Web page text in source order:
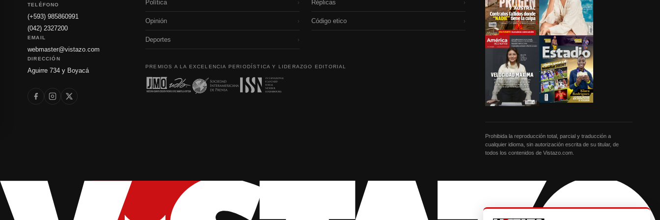
TELÉFONO
(+593) 985860991
(042) 2327200
EMAIL
webmaster@vistazo.com
DIRECCIÓN
Aguirre 734 y Boyacá
Política ›
Opinión ›
Deportes ›
Réplicas ›
Código etico ›
PREMIOS A LA EXCELENCIA PERIODÍSTICA Y LIDERAZGO EDITORIAL
Prohibida la reproducción total, parcial y traducción a
cualquier idioma, sin autorización escrita de su titular, de
todos los contenidos de Vistazo.com.